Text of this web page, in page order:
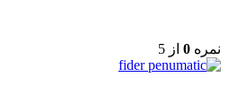
نمره 0 از 5